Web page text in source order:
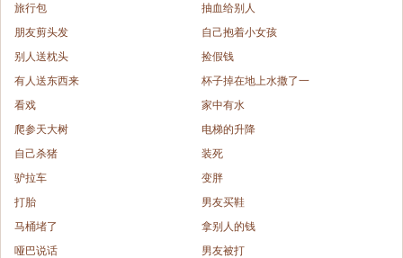
旅行包
抽血给别人
朋友剪头发
自己抱着小女孩
别人送枕头
捡假钱
有人送东西来
杯子掉在地上水撒了一
看戏
家中有水
爬参天大树
电梯的升降
自己杀猪
装死
驴拉车
变胖
打胎
男友买鞋
马桶堵了
拿别人的钱
哑巴说话
男友被打